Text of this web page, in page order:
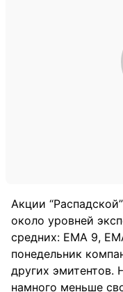
Акции
около уровней
средних: EMA 9,
понедельник
других эмитентов.
намного меньше